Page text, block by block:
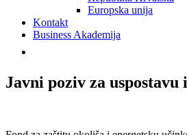
Europska unija
Kontakt
Business Akademija
Javni poziv za